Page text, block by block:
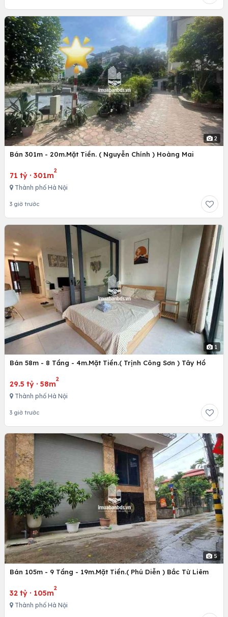
2
Bán 301m - 20m.Mặt Tiền. ( Nguyễn Chính ) Hoàng Mai
71 tỷ · 301m
2
Thành phố Hà Nội
3 giờ trước
1
Bán 58m - 8 Tầng - 4m.Mặt Tiền.( Trịnh Công Sơn ) Tây Hồ
29.5 tỷ · 58m
2
Thành phố Hà Nội
3 giờ trước
5
Bán 105m - 9 Tầng - 19m.Mặt Tiền.( Phú Diễn ) Bắc Từ Liêm
32 tỷ · 105m
2
Thành phố Hà Nội